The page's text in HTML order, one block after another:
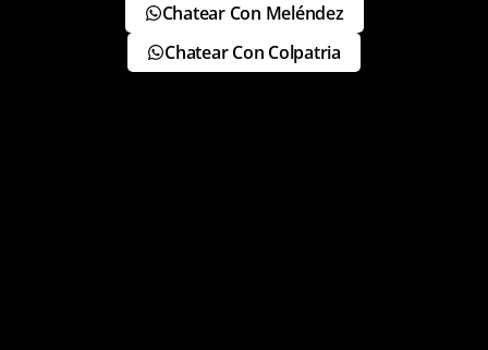
Chatear Con Meléndez
Chatear Con Colpatria